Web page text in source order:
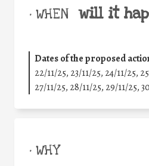
• WHEN will it
Dates of the proposed
22/11/25, 23/11/25, 24/11/25,
27/11/25, 28/11/25, 29/11/25,
• WHY